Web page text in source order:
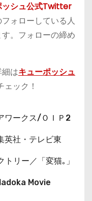
ッシュ公式Twitter
ォローしている人
。フォローの締め
はキューポッシュ
ェック！
ワークス/ＯＩＰ2
英社・テレビ東
リー／「変猫｡」
Movie